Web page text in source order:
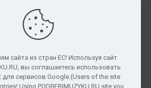
ВОЗВРАТА
область, Центральный
РФ, Россия
сайта из стран ЕС! Используя сайт
вы соглашаетесь использовать
для сервисов Google.(Users of the site
Using PODBERIMUZYKU.RU site you